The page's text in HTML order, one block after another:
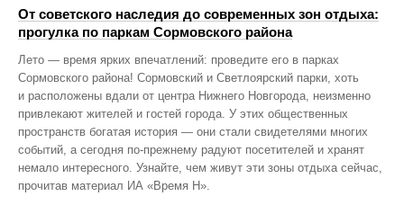
От советского наследия до современных зон отдыха:
прогулка по паркам Сормовского района
Лето — время ярких впечатлений: проведите его в парках
Сормовского района! Сормовский и Светлоярский парки, хоть
и расположены вдали от центра Нижнего Новгорода, неизменно
привлекают жителей и гостей города. У этих общественных
пространств богатая история — они стали свидетелями многих
событий, а сегодня по‑прежнему радуют посетителей и хранят
немало интересного. Узнайте, чем живут эти зоны отдыха сейчас,
прочитав материал ИА «Время Н».